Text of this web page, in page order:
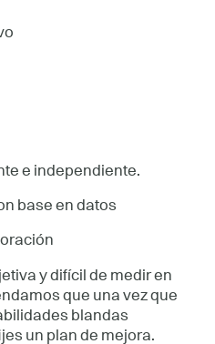
e independiente.
base en datos
y difícil de medir en
que una vez que
blandas
un plan de mejora.